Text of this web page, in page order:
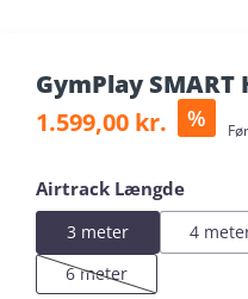
GymPlay
Sale price:
1.599,00 kr. % Før
Select
Airtrack Længde
3 meter 4
6 meter
(This option is